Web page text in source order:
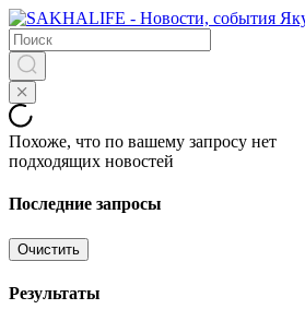
Похоже, что по вашему запросу нет
подходящих новостей
Последние запросы
Очистить
Результаты